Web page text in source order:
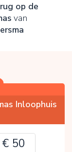
op de
van
Inloophuis
€ 50